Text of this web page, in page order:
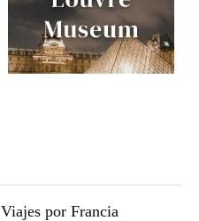
Viajes por Francia